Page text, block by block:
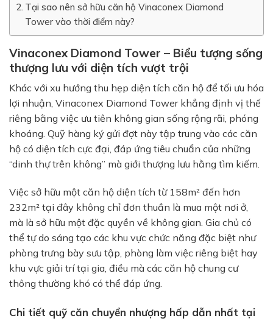
Tại sao nên sở hữu căn hộ Vinaconex Diamond
Tower vào thời điểm này?
Vinaconex Diamond Tower – Biểu tượng sống
thượng lưu với diện tích vượt trội
Khác với xu hướng thu hẹp diện tích căn hộ để tối ưu hóa
lợi nhuận, Vinaconex Diamond Tower khẳng định vị thế
riêng bằng việc ưu tiên không gian sống rộng rãi, phóng
khoáng. Quỹ hàng ký gửi đợt này tập trung vào các căn
hộ có diện tích cực đại, đáp ứng tiêu chuẩn của những
“dinh thự trên không” mà giới thượng lưu hằng tìm kiếm.
Việc sở hữu một căn hộ diện tích từ 158m² đến hơn
232m² tại đây không chỉ đơn thuần là mua một nơi ở,
mà là sở hữu một đặc quyền về không gian. Gia chủ có
thể tự do sáng tạo các khu vực chức năng đặc biệt như
phòng trưng bày sưu tập, phòng làm việc riêng biệt hay
khu vực giải trí tại gia, điều mà các căn hộ chung cư
thông thường khó có thể đáp ứng.
Chi tiết quỹ căn chuyển nhượng hấp dẫn nhất tại